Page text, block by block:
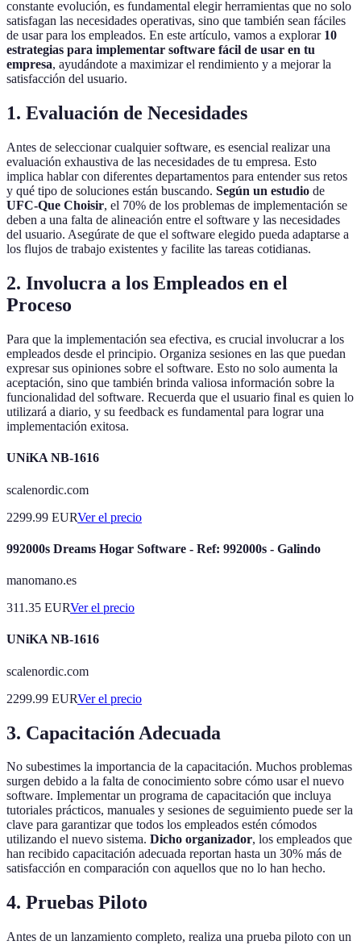
constante evolución, es fundamental elegir herramientas que no solo
satisfagan las necesidades operativas, sino que también sean fáciles
de usar para los empleados. En este artículo, vamos a explorar 10
estrategias para implementar software fácil de usar en tu
empresa, ayudándote a maximizar el rendimiento y a mejorar la
satisfacción del usuario.
1. Evaluación de Necesidades
Antes de seleccionar cualquier software, es esencial realizar una
evaluación exhaustiva de las necesidades de tu empresa. Esto
implica hablar con diferentes departamentos para entender sus retos
y qué tipo de soluciones están buscando. Según un estudio de
UFC-Que Choisir, el 70% de los problemas de implementación se
deben a una falta de alineación entre el software y las necesidades
del usuario. Asegúrate de que el software elegido pueda adaptarse a
los flujos de trabajo existentes y facilite las tareas cotidianas.
2. Involucra a los Empleados en el
Proceso
Para que la implementación sea efectiva, es crucial involucrar a los
empleados desde el principio. Organiza sesiones en las que puedan
expresar sus opiniones sobre el software. Esto no solo aumenta la
aceptación, sino que también brinda valiosa información sobre la
funcionalidad del software. Recuerda que el usuario final es quien lo
utilizará a diario, y su feedback es fundamental para lograr una
implementación exitosa.
UNiKA NB-1616
scalenordic.com
2299.99 EURVer el precio
992000s Dreams Hogar Software - Ref: 992000s - Galindo
manomano.es
311.35 EURVer el precio
UNiKA NB-1616
scalenordic.com
2299.99 EURVer el precio
3. Capacitación Adecuada
No subestimes la importancia de la capacitación. Muchos problemas
surgen debido a la falta de conocimiento sobre cómo usar el nuevo
software. Implementar un programa de capacitación que incluya
tutoriales prácticos, manuales y sesiones de seguimiento puede ser la
clave para garantizar que todos los empleados estén cómodos
utilizando el nuevo sistema. Dicho organizador, los empleados que
han recibido capacitación adecuada reportan hasta un 30% más de
satisfacción en comparación con aquellos que no lo han hecho.
4. Pruebas Piloto
Antes de un lanzamiento completo, realiza una prueba piloto con un